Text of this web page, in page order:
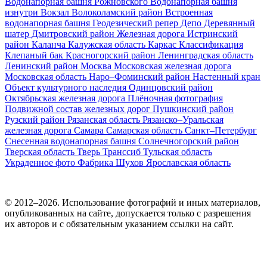
изнутри Вокзал Волоколамский район Встроенная
водонапорная башня Геодезический репер Депо Деревянный
шатер Дмитровский район Железная дорога Истринский
район Каланча Калужская область Каркас Классификация
Клепаный бак Красногорский район Ленинградская область
Ленинский район Москва Московская железная дорога
Московская область Наро–Фоминский район Настенный кран
Объект культурного наследия Одинцовский район
Октябрьская железная дорога Плёночная фотография
Подвижной состав железных дорог Пушкинский район
Рузский район Рязанская область Рязанско–Уральская
железная дорога Самара Самарская область Санкт–Петербург
Снесенная водонапорная башня Солнечногорский район
Тверская область Тверь Транссиб Тульская область
Украденное фото Фабрика Шухов Ярославская область
© 2012–2026. Использование фотографий и иных материалов,
опубликованных на сайте, допускается только с разрешения
их авторов и c обязательным указанием ссылки на сайт.